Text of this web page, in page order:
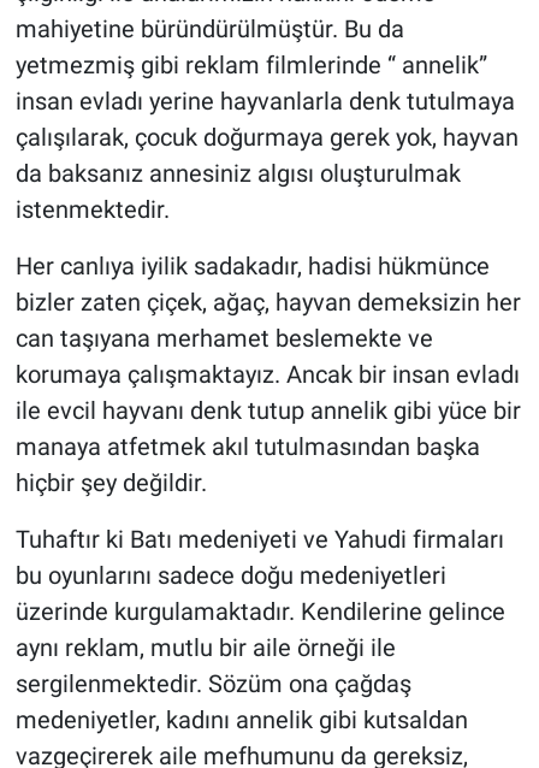
mahiyetine büründürülmüştür. Bu da
yetmezmiş gibi reklam filmlerinde “ annelik”
insan evladı yerine hayvanlarla denk tutulmaya
çalışılarak, çocuk doğurmaya gerek yok, hayvan
da baksanız annesiniz algısı oluşturulmak
istenmektedir.
Her canlıya iyilik sadakadır, hadisi hükmünce
bizler zaten çiçek, ağaç, hayvan demeksizin her
can taşıyana merhamet beslemekte ve
korumaya çalışmaktayız. Ancak bir insan evladı
ile evcil hayvanı denk tutup annelik gibi yüce bir
manaya atfetmek akıl tutulmasından başka
hiçbir şey değildir.
Tuhaftır ki Batı medeniyeti ve Yahudi firmaları
bu oyunlarını sadece doğu medeniyetleri
üzerinde kurgulamaktadır. Kendilerine gelince
aynı reklam, mutlu bir aile örneği ile
sergilenmektedir. Sözüm ona çağdaş
medeniyetler, kadını annelik gibi kutsaldan
vazgeçirerek aile mefhumunu da gereksiz,